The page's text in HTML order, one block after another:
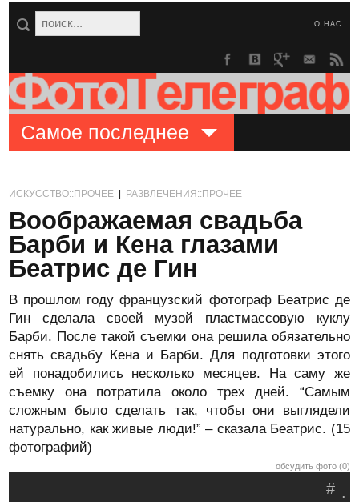
О НАС
Самое последнее
ИСКУССТВО::ПРОЧЕЕ РАЗВЛЕЧЕНИЯ::ПРОЧЕЕ
Воображаемая свадьба
Барби и Кена глазами
Беатрис де Гин
В прошлом году французский фотограф Беатрис де
Гин сделала своей музой пластмассовую куклу
Барби. После такой съемки она решила обязательно
снять свадьбу Кена и Барби. Для подготовки этого
ей понадобились несколько месяцев. На саму же
съемку она потратила около трех дней. “Самым
сложным было сделать так, чтобы они выглядели
натурально, как живые люди!” – сказала Беатрис. (15
фотографий)
обсудить фото (0)
.
#